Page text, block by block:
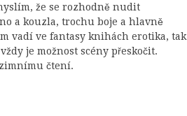
že se rozhodně nudit
a kouzla, trochu boje a hlavně
vadí ve fantasy knihách erotika, tak
je možnost scény přeskočit.
čtení.